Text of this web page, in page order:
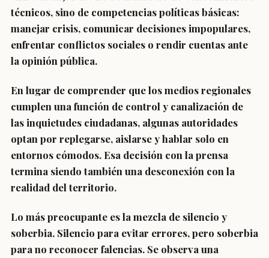
técnicos, sino de competencias políticas básicas:
manejar crisis, comunicar decisiones impopulares,
enfrentar conflictos sociales o rendir cuentas ante
la opinión pública.
En lugar de comprender que los medios regionales
cumplen una función de control y canalización de
las inquietudes ciudadanas, algunas autoridades
optan por replegarse, aislarse y hablar solo en
entornos cómodos. Esa decisión con la prensa
termina siendo también una desconexión con la
realidad del territorio.
Lo más preocupante es la mezcla de silencio y
soberbia. Silencio para evitar errores, pero soberbia
para no reconocer falencias. Se observa una